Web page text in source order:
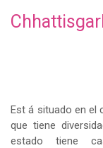
Est á situado en el
que tiene
estado tiene